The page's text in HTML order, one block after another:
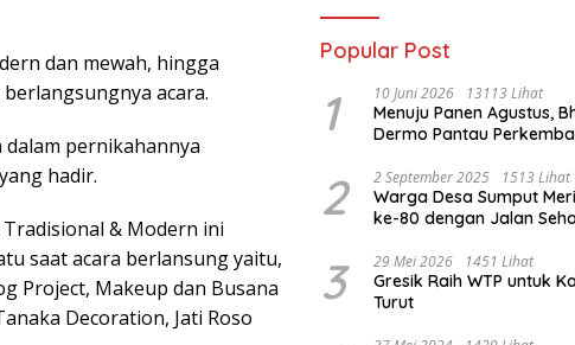
dan mewah, hingga
acara.
dalam pernikahannya
hadir.
& Modern ini
saat acara berlansung yaitu,
Project, Makeup dan Busana
Decoration, Jati Roso
Jadikan Kesalahan
Membatalkan Hak
Popular Post
1 10 Juni 2026 13113 Lihat
Menuju Panen Agustus,
Dermo Pantau
2 2 September 2025 1513 Lihat
Warga Desa Sumput
ke-80 dengan Jalan
3 29 Mei 2026 1451 Lihat
Gresik Raih WTP untuk
Turut